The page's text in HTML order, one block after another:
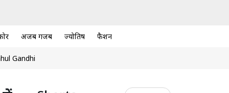
अजब गजब ज्योतिष फैशन
Gandhi